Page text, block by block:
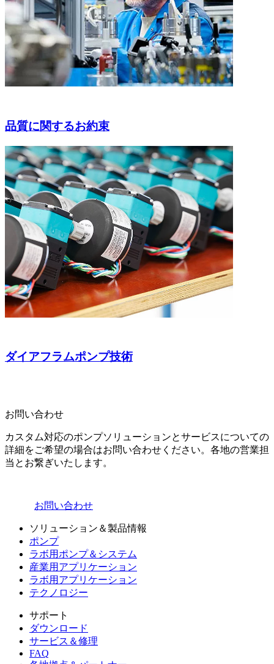
品質に関するお約束
ダイアフラムポンプ技術
お問い合わせ
カスタム対応のポンプソリューションとサービスについての
詳細をご希望の場合はお問い合わせください。各地の営業担
当とお繋ぎいたします。
お問い合わせ
ソリューション＆製品情報
ポンプ
ラボ用ポンプ＆システム
産業用アプリケーション
ラボ用アプリケーション
テクノロジー
サポート
ダウンロード
サービス＆修理
FAQ